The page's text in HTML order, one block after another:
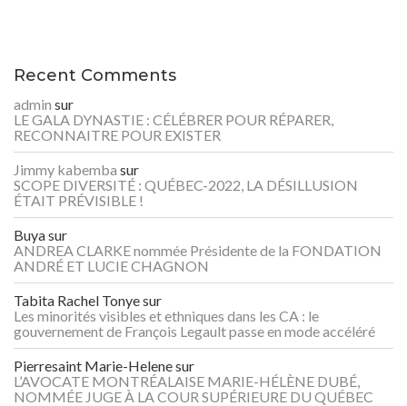
Recent Comments
admin sur
LE GALA DYNASTIE : CÉLÉBRER POUR RÉPARER,
RECONNAITRE POUR EXISTER
Jimmy kabemba sur
SCOPE DIVERSITÉ : QUÉBEC-2022, LA DÉSILLUSION
ÉTAIT PRÉVISIBLE !
Buyasur
ANDREA CLARKE nommée Présidente de la FONDATION
ANDRÉ ET LUCIE CHAGNON
Tabita Rachel Tonyesur
Les minorités visibles et ethniques dans les CA : le
gouvernement de François Legault passe en mode accéléré
Pierresaint Marie-Helenesur
L’AVOCATE MONTRÉALAISE MARIE-HÉLÈNE DUBÉ,
NOMMÉE JUGE À LA COUR SUPÉRIEURE DU QUÉBEC